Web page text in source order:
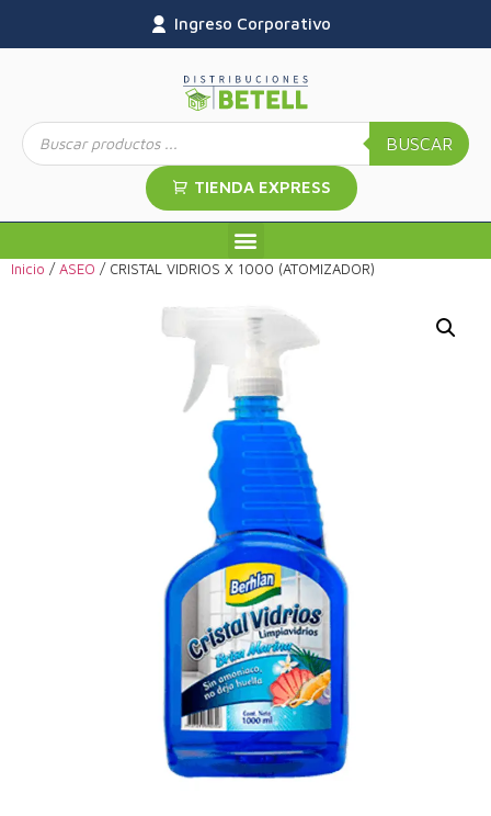
Ingreso Corporativo
BUSCAR
TIENDA EXPRESS
Inicio /ASEO / CRISTAL VIDRIOS X 1000 (ATOMIZADOR)